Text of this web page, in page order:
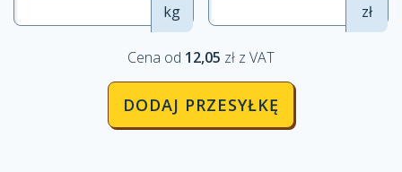
kg zł
Cena od 12,05 zł z VAT
DODAJ PRZESYŁKĘ